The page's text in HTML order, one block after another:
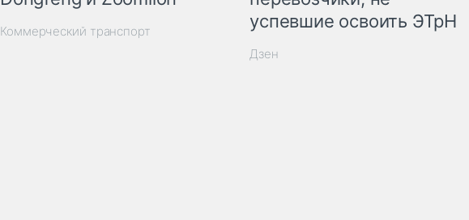
Коммерческий транспорт
успевшие освоить ЭТрН
Дзен